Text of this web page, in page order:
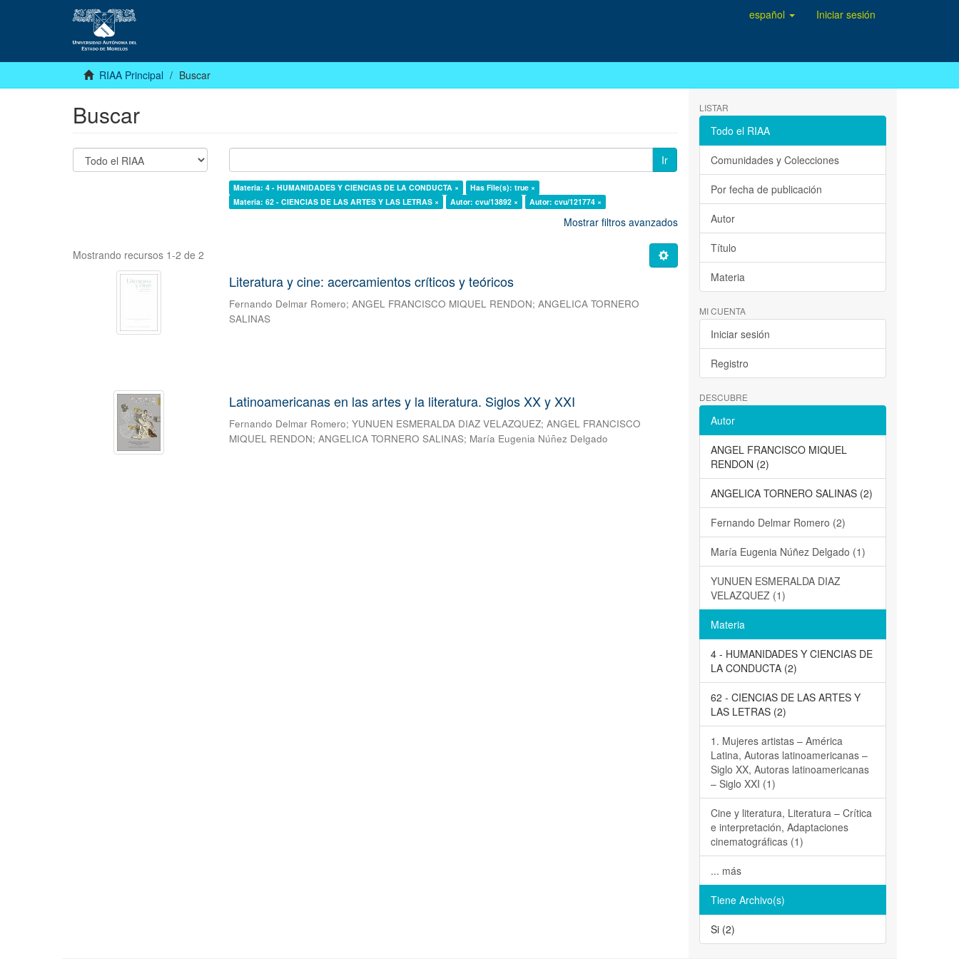
español Iniciar sesión
RIAA Principal Buscar
Buscar
Ir
Materia: 4 - HUMANIDADES Y CIENCIAS DE LA CONDUCTA ×
Has File(s): true ×
Materia: 62 - CIENCIAS DE LAS ARTES Y LAS LETRAS ×
Autor: cvu/13892 × Autor: cvu/121774 ×
Mostrar filtros avanzados
Mostrando recursos 1-2 de 2
Literatura y cine: acercamientos críticos y teóricos
Fernando Delmar Romero;ANGEL FRANCISCO MIQUEL RENDON;ANGELICA TORNERO
SALINAS
Latinoamericanas en las artes y la literatura. Siglos XX y XXI
Fernando Delmar Romero;YUNUEN ESMERALDA DIAZ VELAZQUEZ;ANGEL FRANCISCO
MIQUEL RENDON;ANGELICA TORNERO SALINAS; María Eugenia Núñez Delgado
LISTAR
Todo el RIAA
Comunidades y Colecciones
Por fecha de publicación
Autor
Título
Materia
MI CUENTA
Iniciar sesión
Registro
DESCUBRE
Autor
ANGEL FRANCISCO MIQUEL
RENDON (2)
ANGELICA TORNERO SALINAS (2)
Fernando Delmar Romero (2)
María Eugenia Núñez Delgado (1)
YUNUEN ESMERALDA DIAZ
VELAZQUEZ (1)
Materia
4 - HUMANIDADES Y CIENCIAS DE
LA CONDUCTA (2)
62 - CIENCIAS DE LAS ARTES Y
LAS LETRAS (2)
1. Mujeres artistas – América
Latina, Autoras latinoamericanas –
Siglo XX, Autoras latinoamericanas
– Siglo XXI (1)
Cine y literatura, Literatura – Crítica
e interpretación, Adaptaciones
cinematográficas (1)
... más
Tiene Archivo(s)
Si (2)